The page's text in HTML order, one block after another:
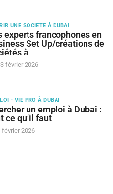
UNE SOCIETE À DUBAI
experts francophones en
Set Up/créations de
à
février 2026
- VIE PRO À DUBAI
un emploi à Dubai :
ce qu’il faut
février 2026